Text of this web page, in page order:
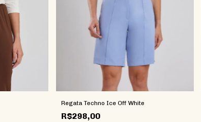
Regata Techno Ice Off White
R$298,00